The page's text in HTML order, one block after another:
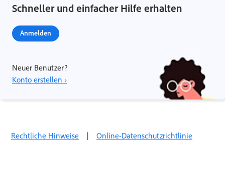
Schneller und einfacher Hilfe erhalten
Anmelden
Neuer Benutzer?
Konto erstellen ›
Rechtliche Hinweise | Online-Datenschutzrichtlinie